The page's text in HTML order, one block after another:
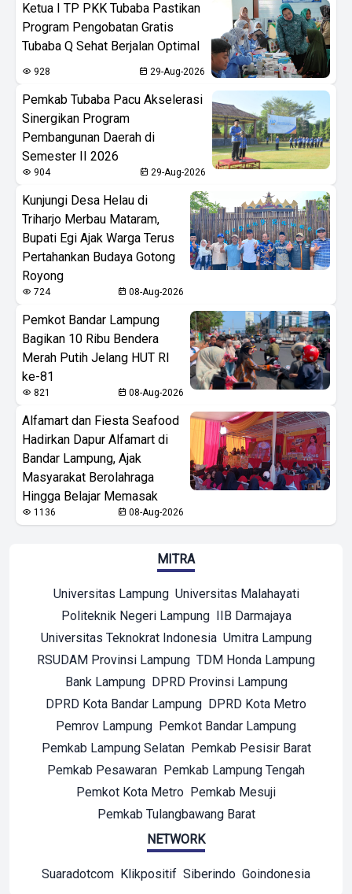
Ketua I TP PKK Tubaba Pastikan
Program Pengobatan Gratis
Tubaba Q Sehat Berjalan Optimal
928 29-Aug-2026
Pemkab Tubaba Pacu Akselerasi
Sinergikan Program
Pembangunan Daerah di
Semester II 2026
904 29-Aug-2026
Kunjungi Desa Helau di
Triharjo Merbau Mataram,
Bupati Egi Ajak Warga Terus
Pertahankan Budaya Gotong
Royong
724 08-Aug-2026
Pemkot Bandar Lampung
Bagikan 10 Ribu Bendera
Merah Putih Jelang HUT RI
ke-81
821 08-Aug-2026
Alfamart dan Fiesta Seafood
Hadirkan Dapur Alfamart di
Bandar Lampung, Ajak
Masyarakat Berolahraga
Hingga Belajar Memasak
1136 08-Aug-2026
MITRA
Universitas Lampung Universitas Malahayati
Politeknik Negeri Lampung
IIB Darmajaya
Universitas Teknokrat Indonesia Umitra Lampung
RSUDAM Provinsi Lampung TDM Honda Lampung
Bank Lampung
DPRD Provinsi Lampung
DPRD Kota Bandar Lampung DPRD Kota Metro
Pemrov Lampung Pemkot Bandar Lampung
Pemkab Lampung Selatan
Pemkab Pesisir Barat
Pemkab Pesawaran Pemkab Lampung Tengah
Pemkot Kota Metro Pemkab Mesuji
Pemkab Tulangbawang Barat
NETWORK
Suaradotcom Klikpositif Siberindo Goindonesia